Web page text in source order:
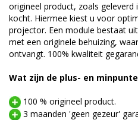
origineel product, zoals geleverd
kocht. Hiermee kiest u voor
projector. Een module bestaat
met een originele behuizing,
ontvangt. 100% kwaliteit
Wat zijn de plus- en
100 % origineel product.
3 maanden 'geen gezeur'